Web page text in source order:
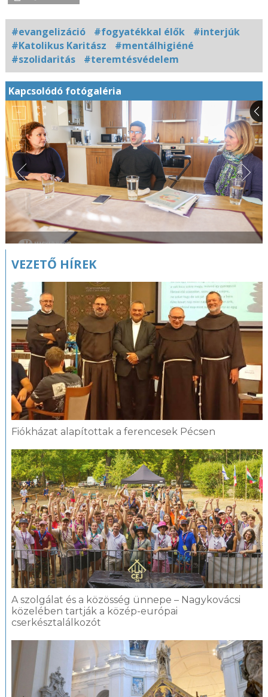
#evangelizáció #fogyatékkal élők
#interjúk
#Katolikus Karitász
#mentálhigiéné
#szolidaritás
#teremtésvédelem
Kapcsolódó fotógaléria
VEZETŐ HÍREK
Fiókházat alapítottak a ferencesek Pécsen
A szolgálat és a közösség ünnepe – Nagykovácsi
közelében tartják a közép-európai
cserkésztalálkozót